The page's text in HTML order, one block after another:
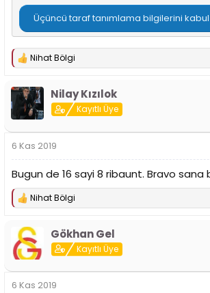
Üçüncü taraf tanımlama bilgilerini
T
p
k
l
Nihat Bölgi
Nilay Kızılok
Kayıtlı Üye
6 Kas 2019
Bugun de 16 sayi 8 ribaunt. Bravo
T
k
i
l
Nihat Bölgi
Gökhan Gel
Kayıtlı Üye
6 Kas 2019